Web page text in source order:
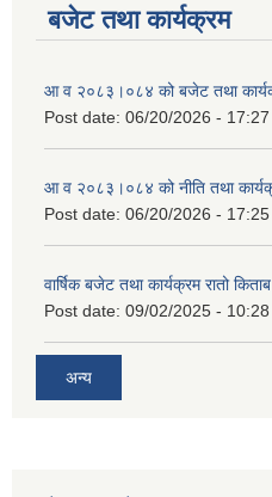
बजेट तथा कार्यक्रम
आ व २०८३।०८४ को बजेट तथा
Post date: 06/20/2026 - 17:27
आ व २०८३।०८४ को नीति तथा
Post date: 06/20/2026 - 17:25
वार्षिक बजेट तथा कार्यक्रम रातो
Post date: 09/02/2025 - 10:28
अन्य